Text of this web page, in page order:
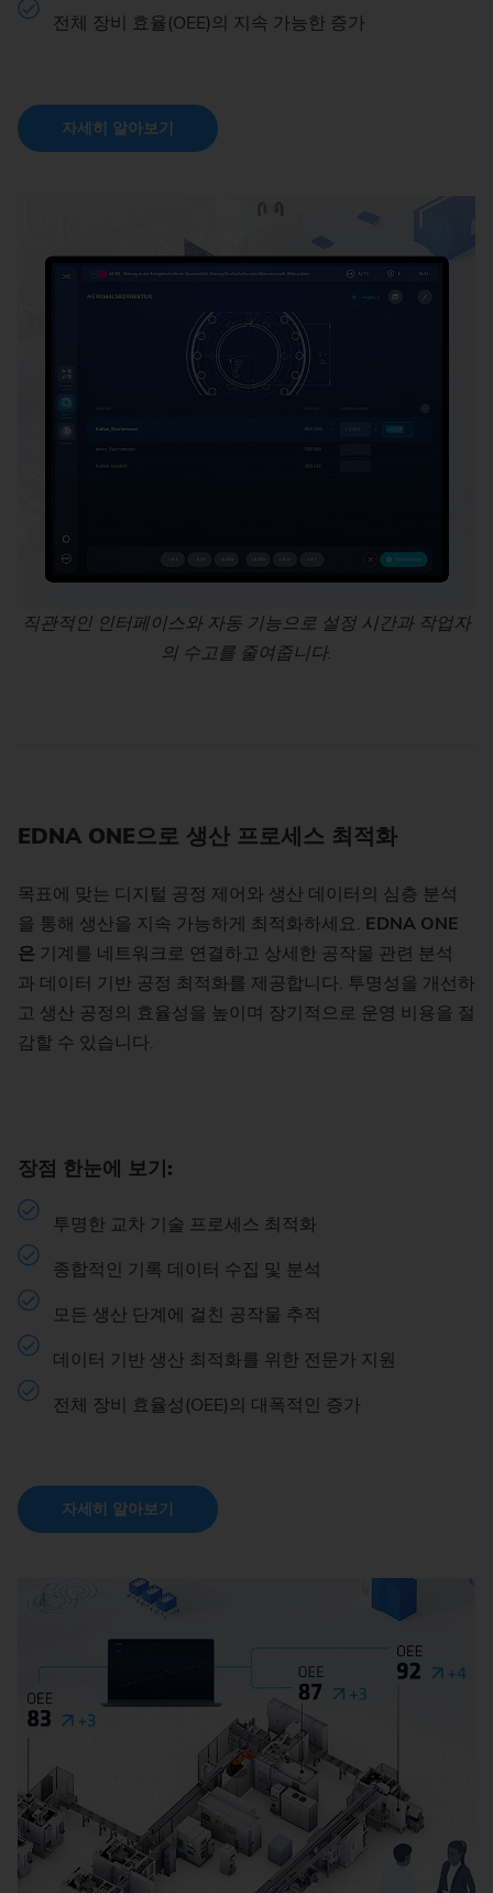
직관적인 인터페이스와 자동 기능으로 설정 시간과 작업자
의 수고를 줄여줍니다.
전체 장비 효율(OEE)의 지속 가능한 증가
자세히 알아보기
EDNA ONE으로 생산 프로세스 최적화
목표에 맞는 디지털 공정 제어와 생산 데이터의 심층 분석
을 통해 생산을 지속 가능하게 최적화하세요. EDNA ONE
은 기계를 네트워크로 연결하고 상세한 공작물 관련 분석
과 데이터 기반 공정 최적화를 제공합니다. 투명성을 개선하
고 생산 공정의 효율성을 높이며 장기적으로 운영 비용을 절
감할 수 있습니다.
장점 한눈에 보기:
투명한 교차 기술 프로세스 최적화
종합적인 기록 데이터 수집 및 분석
모든 생산 단계에 걸친 공작물 추적
데이터 기반 생산 최적화를 위한 전문가 지원
전체 장비 효율성(OEE)의 대폭적인 증가
자세히 알아보기